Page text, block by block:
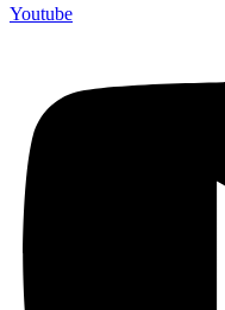
Youtube